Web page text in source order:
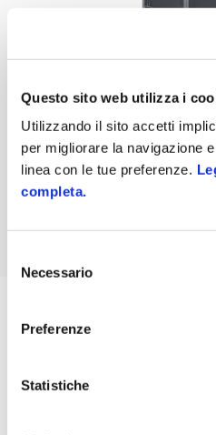
Questo sito web utilizza i
Utilizzando il sito accetti
per migliorare la navigazione
linea con le tue preferenze.
completa.
delNecessario
Preferenze
Statistiche
Sistema altamente